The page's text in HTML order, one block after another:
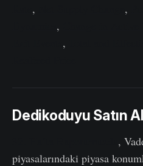
, ,
,
,
Dedikoduyu Satın
,
piyasalarındaki piyasa